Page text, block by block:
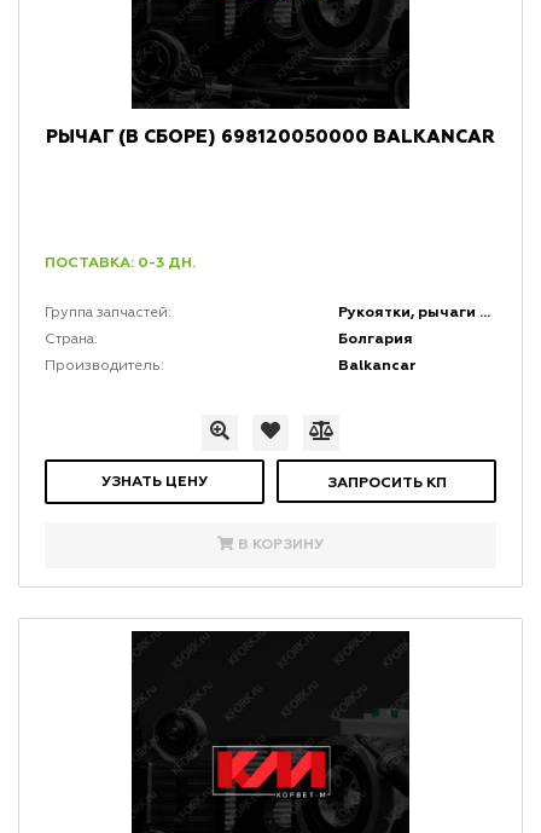
РЫЧАГ (В СБОРЕ) 698120050000 BALKANCAR
ПОСТАВКА: 0-3 ДН.
Группа запчастей: Рукоятки, рычаги и набалдашники
Страна: Болгария
Производитель: Balkancar
УЗНАТЬ ЦЕНУ ЗАПРОСИТЬ КП
В КОРЗИНУ